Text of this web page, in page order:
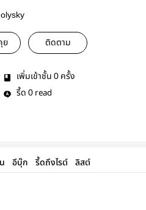
ย ติดตาม
เพิ่มเข้าชั้น 0 ครั้ง
รี้ด 0 read
อีบุ๊ก รี้ดถึงไรต์ ลิสต์